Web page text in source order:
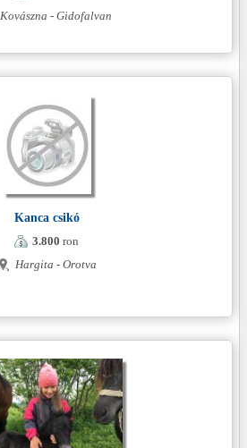
Kovászna - Gidofalvan
Kanca csikó
3.800 ron
Hargita - Orotva